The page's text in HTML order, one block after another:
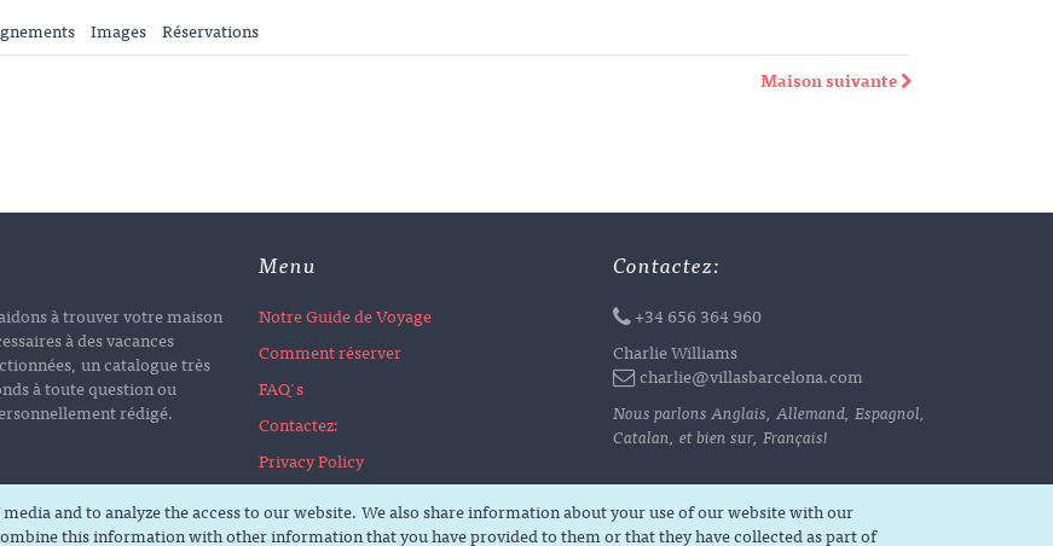
and to analyze the access to our website. We also share information about your use of our website with our
this information with other information that you have provided to them or that they have collected as part of
Images Réservations
Maison suivante
à trouver votre maison
à des vacances
un catalogue très
à toute question ou
rédigé.
Menu
Notre Guide de Voyage
Comment réserver
FAQ's
Contactez:
Privacy Policy
Contactez:
+34 656 364 960
Charlie Williams
charlie@villasbarcelona.com
Nous parlons Anglais, Allemand, Espagnol,
Catalan, et bien sur, Français!